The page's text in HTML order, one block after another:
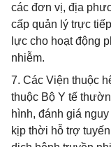
các đơn vị, địa
cấp quản lý trực
lực cho hoạt động
nhiễm.
7. Các Viện thuộc
thuộc Bộ Y tế
hình, đánh giá
kịp thời hỗ trợ